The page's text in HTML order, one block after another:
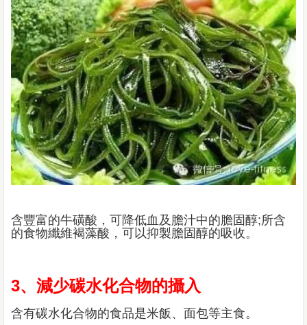
含豐富的牛磺酸，可降低血及膽汁中的膽固醇;所含
的食物纖維褐藻酸，可以抑製膽固醇的吸收。
3、減少碳水化合物的攝入
含有碳水化合物的食品是米飯、面包等主食。